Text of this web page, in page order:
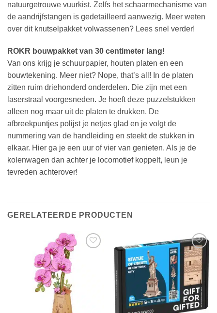
natuurgetrouwe vuurkist. Zelfs het schaarmechanisme van
de aandrijfstangen is gedetailleerd aanwezig. Meer weten
over dit knutselpakket volwassenen? Lees snel verder!
ROKR bouwpakket van 30 centimeter lang!
Van ons krijg je schuurpapier, houten platen en een
bouwtekening. Meer niet? Nope, that’s all! In de platen
zitten ruim driehonderd onderdelen. Die zijn met een
laserstraal voorgesneden. Je hoeft deze puzzelstukken
alleen nog maar uit de platen te drukken. De
afbreekpuntjes polijst je netjes glad en je volgt de
nummering van de handleiding en steekt de stukken in
elkaar. Hier ga je een uur of vier van genieten. Als je de
kolenwagen dan achter je locomotief koppelt, leun je
tevreden achterover!
GERELATEERDE PRODUCTEN